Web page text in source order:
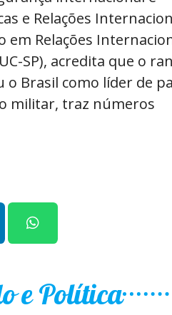
e Relações
em Relações
SP), acredita que o
Brasil como líder de
militar, traz números
e Política